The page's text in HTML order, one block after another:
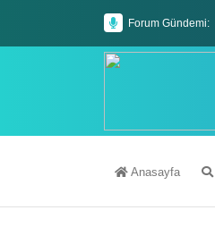
Forum Gündemi:
Anasayfa